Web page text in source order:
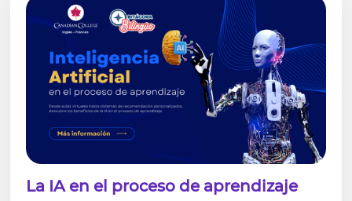
La IA en el proceso de aprendizaje